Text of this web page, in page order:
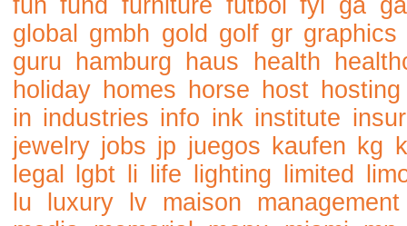
fun fund furniture futbol fyi ga
global
gmbh gold golf gr graphics
guru
hamburg haus health
holiday homes horse host hosting
in industries info ink institute
jewelry jobs jp juegos kaufen kg
legal
lgbt li life lighting limited
lu
luxury lv maison
management